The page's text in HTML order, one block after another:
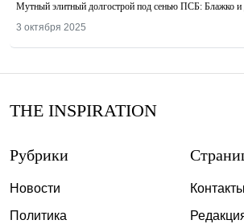
Мутный элитный долгострой под сенью ПСБ: Блажко
3 октября 2025
THE INSPIRATION
Рубрики
Новости
Политика
Контакты